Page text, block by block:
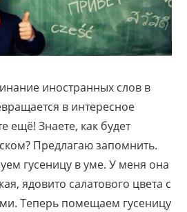
иностранных слов в
в интересное
ещё! Знаете, как будет
Предлагаю запомнить.
гусеницу в уме. У меня она
ядовито салатового цвета с
Теперь помещаем гусеницу